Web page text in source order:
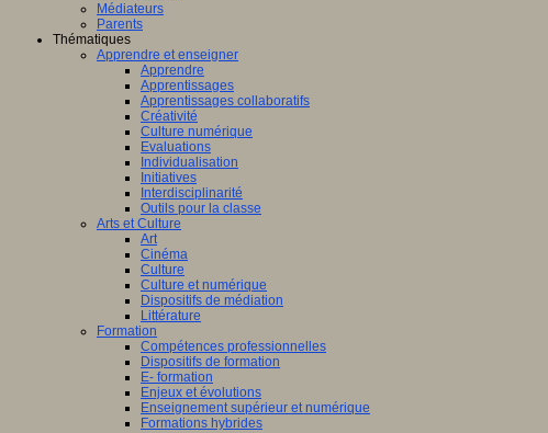
Médiateurs
Parents
Thématiques
Apprendre et enseigner
Apprendre
Apprentissages
Apprentissages collaboratifs
Créativité
Culture numérique
Evaluations
Individualisation
Initiatives
Interdisciplinarité
Outils pour la classe
Arts et Culture
Art
Cinéma
Culture
Culture et numérique
Dispositifs de médiation
Littérature
Formation
Compétences professionnelles
Dispositifs de formation
E- formation
Enjeux et évolutions
Enseignement supérieur et numérique
Formations hybrides